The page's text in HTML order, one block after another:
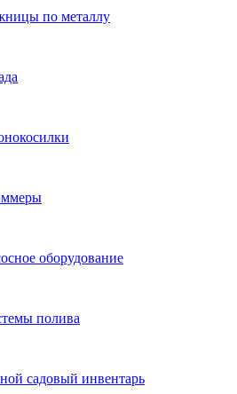
по металлу
оборудование
полива
садовый инвентарь